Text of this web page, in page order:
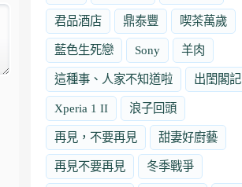
君品酒店 鼎泰豐 喫茶萬歲
藍色生死戀 Sony 羊肉
這種事、人家不知道啦 出閨閣記
Xperia 1 II 浪子回頭
再見，不要再見 甜妻好廚藝
再見不要再見 冬季戰爭